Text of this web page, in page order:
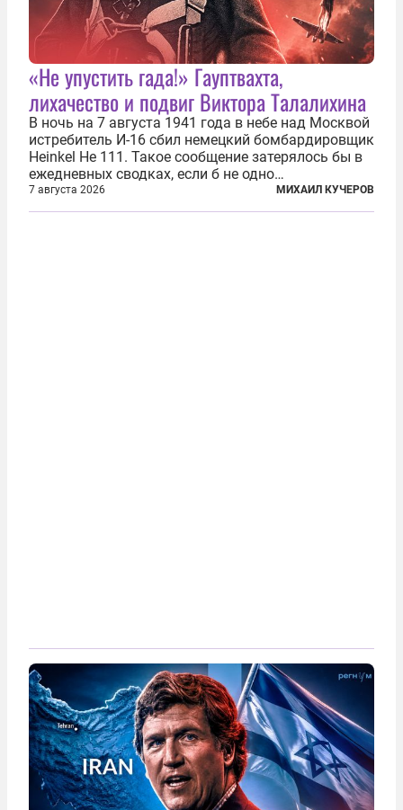
«Не упустить гада!» Гауптвахта,
лихачество и подвиг Виктора Талалихина
В ночь на 7 августа 1941 года в небе над Москвой
истребитель И-16 сбил немецкий бомбардировщик
Heinkel He 111. Такое сообщение затерялось бы в
ежедневных сводках, если б не одно
обстоятельство. Это был один из первых в
истории отечественной авиации ночных таранов.
7 августа 2026 МИХАИЛ КУЧЕРОВ